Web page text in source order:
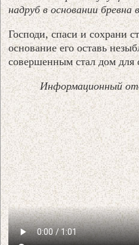
надруб в основании
Господи, спаси и сохрани
основание его оставь
совершенным стал дом для
Информационный